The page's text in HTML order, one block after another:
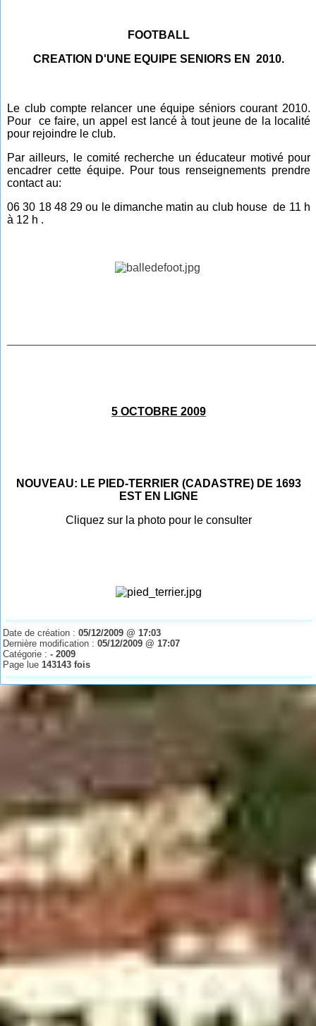
FOOTBALL
CREATION D'UNE EQUIPE SENIORS EN 2010.
Le club compte relancer une équipe séniors courant 2010.
Pour ce faire, un appel est lancé à tout jeune de la localité
pour rejoindre le club.
Par ailleurs, le comité recherche un éducateur motivé pour
encadrer cette équipe. Pour tous renseignements prendre
contact au:
06 30 18 48 29 ou le dimanche matin au club house de 11 h
à 12 h .
5 OCTOBRE 2009
NOUVEAU: LE PIED-TERRIER (CADASTRE) DE 1693
EST EN LIGNE
Cliquez sur la photo pour le consulter
Date de création :05/12/2009 @ 17:03
Dernière modification :05/12/2009 @ 17:07
Catégorie :- 2009
Page lue143143 fois